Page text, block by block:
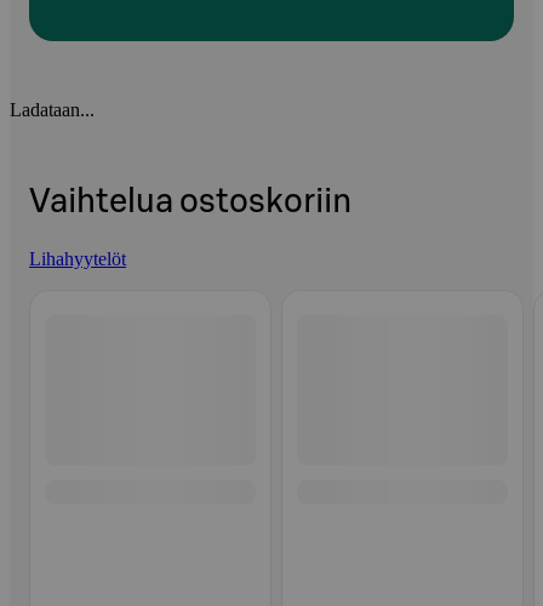
Ladataan...
Vaihtelua ostoskoriin
Lihahyytelöt